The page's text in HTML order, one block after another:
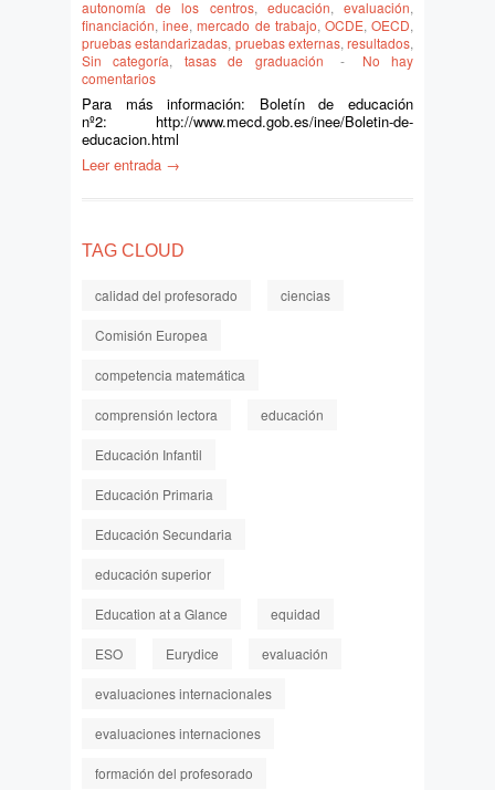
autonomía de los centros, educación,evaluación,
financiación,inee,mercado de trabajo, OCDE,OECD,
pruebas estandarizadas, pruebas externas, resultados,
Sin categoría, tasas de graduación -
No hay
comentarios
Para más información: Boletín de educación
nº2: http://www.mecd.gob.es/inee/Boletin-de-
educacion.html
Leer entrada →
TAG CLOUD
calidad del profesorado ciencias
Comisión Europea
competencia matemática
comprensión lectora educación
Educación Infantil
Educación Primaria
Educación Secundaria
educación superior
Education at a Glance equidad
ESO Eurydice evaluación
evaluaciones internacionales
evaluaciones internaciones
formación del profesorado